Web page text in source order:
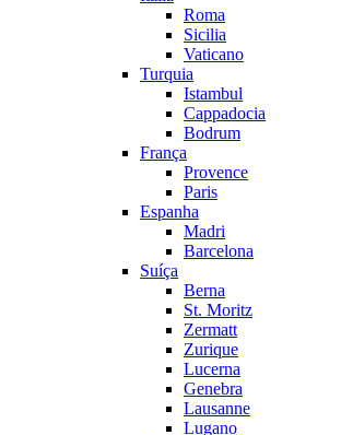
Roma
Sicilia
Vaticano
Turquia
Istambul
Cappadocia
Bodrum
França
Provence
Paris
Espanha
Madri
Barcelona
Suíça
Berna
St. Moritz
Zermatt
Zurique
Lucerna
Genebra
Lausanne
Lugano